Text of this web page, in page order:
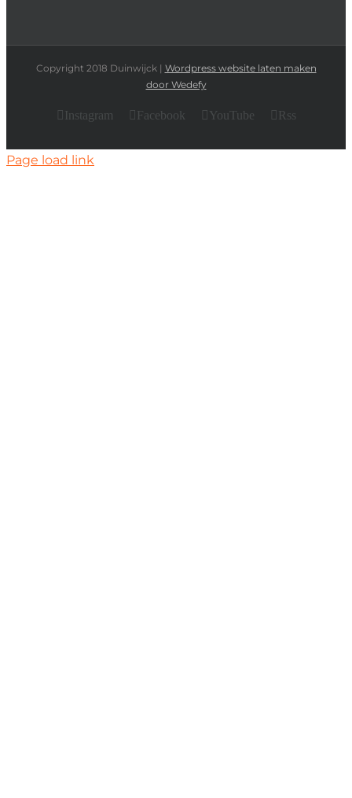
Copyright 2018 Duinwijck | Wordpress website laten maken
door Wedefy
Instagram Facebook YouTube Rss
Page load link